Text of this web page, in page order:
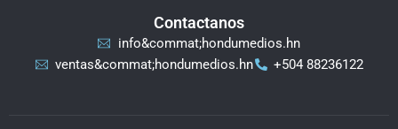
Contactanos
info&commat;hondumedios.hn
ventas&commat;hondumedios.hn
+504 88236122